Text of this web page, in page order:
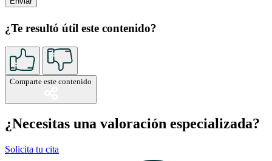
¿Te resultó útil este contenido?
Comparte este contenido
¿Necesitas una valoración especializada?
Solicita tu cita